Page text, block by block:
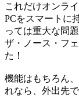
これだけオンラ
PCをスマートに
っては重大な問
ザ・ノース・フ
た！
機能はもちろん
れなら、外出先